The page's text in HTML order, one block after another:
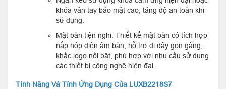
khóa vân tay bảo mật cao, tăng độ an toàn khi
sử dụng.
Mặt bàn tiện nghi: Thiết kế mặt bàn có tích hợp
nắp hộp điện âm bàn, hỗ trợ đi dây gọn gàng,
khắc logo nổi bật, phù hợp với nhu cầu sử dụng
các thiết bị công nghệ hiện đại.
Tính Năng Và Tính Ứng Dụng Của LUXB2218S7